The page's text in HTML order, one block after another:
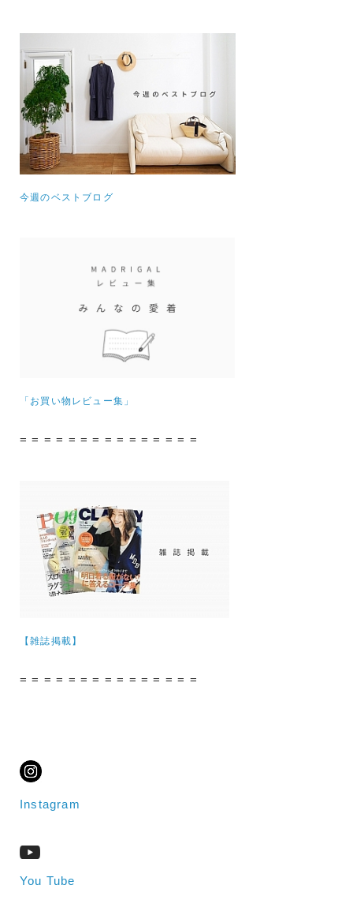
今週のベストブログ
「お買い物レビュー集」
= = = = = = = = = = = = = = =
【雑誌掲載】
= = = = = = = = = = = = = = =
Instagram
You Tube